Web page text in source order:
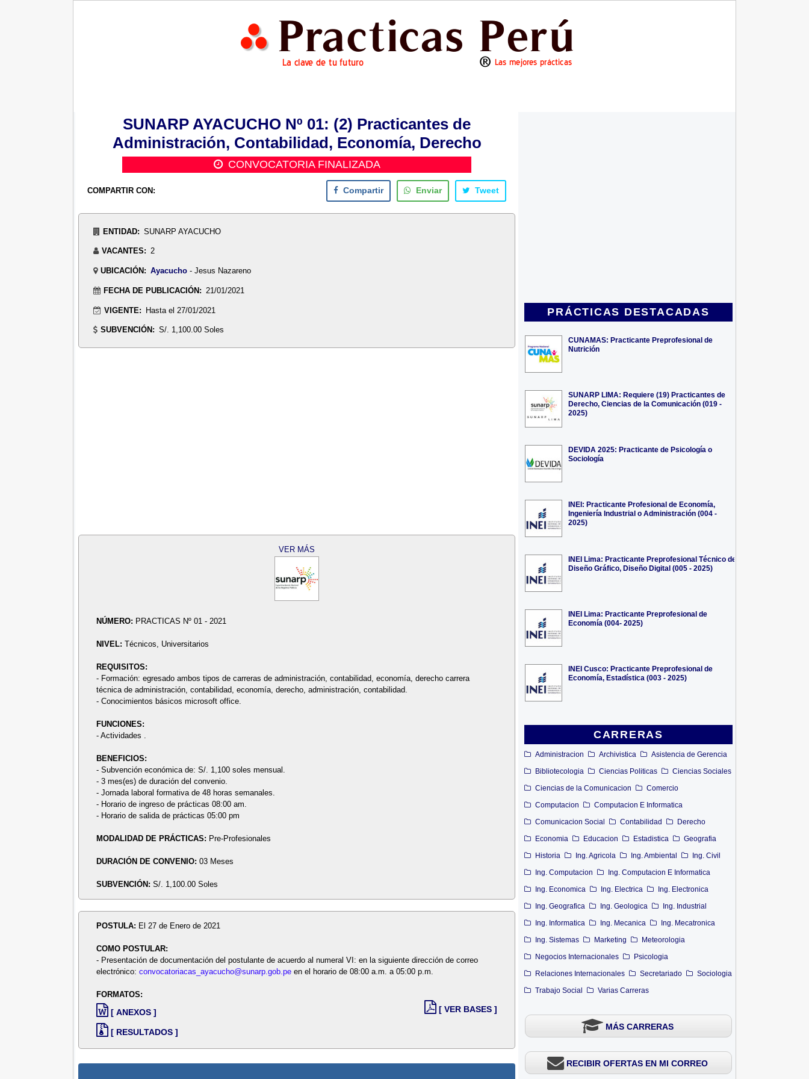
PRÁCTICAS DESTACADAS
CUNAMAS: Practicante Preprofesional de
Nutrición
SUNARP LIMA: Requiere (19) Practicantes de
Derecho, Ciencias de la Comunicación (019 -
2025)
DEVIDA 2025: Practicante de Psicología o
Sociología
INEI: Practicante Profesional de Economía,
Ingeniería Industrial o Administración (004 -
2025)
INEI Lima: Practicante Preprofesional Técnico de
Diseño Gráfico, Diseño Digital (005 - 2025)
INEI Lima: Practicante Preprofesional de
Economía (004- 2025)
INEI Cusco: Practicante Preprofesional de
Economía, Estadística (003 - 2025)
CARRERAS
Administracion Archivistica
Asistencia de Gerencia
Bibliotecologia
Ciencias Politicas
Ciencias Sociales
Ciencias de la Comunicacion
Comercio
Computacion
Computacion E Informatica
Comunicacion Social
Contabilidad
Derecho
Economia
Educacion Estadistica
Geografia
Historia
Ing. Agricola Ing. Ambiental
Ing. Civil
Ing. Computacion
Ing. Computacion E Informatica
Ing. Economica
Ing. Electrica
Ing. Electronica
Ing. Geografica
Ing. Geologica
Ing. Industrial
Ing. Informatica
Ing. Mecanica
Ing. Mecatronica
Ing. Sistemas
Marketing
Meteorologia
Negocios Internacionales
Psicologia
Relaciones Internacionales
Secretariado
Sociologia
Trabajo Social
Varias Carreras
MÁS CARRERAS
RECIBIR OFERTAS EN MI CORREO
SUNARP AYACUCHO Nº 01: (2) Practicantes de
Administración, Contabilidad, Economía, Derecho
CONVOCATORIA FINALIZADA
COMPARTIR CON: Compartir Enviar Tweet
ENTIDAD: SUNARP AYACUCHO
VACANTES: 2
UBICACIÓN: Ayacucho- Jesus Nazareno
FECHA DE PUBLICACIÓN: 21/01/2021
VIGENTE: Hasta el 27/01/2021
SUBVENCIÓN: S/. 1,100.00 Soles
VER MÁS
NÚMERO: PRACTICAS Nº 01 - 2021
NIVEL:Técnicos, Universitarios
REQUISITOS:
- Formación: egresado ambos tipos de carreras de administración, contabilidad, economía, derecho carrera
técnica de administración, contabilidad, economía, derecho, administración, contabilidad.
- Conocimientos básicos microsoft office.
FUNCIONES:
- Actividades .
BENEFICIOS:
- Subvención económica de: S/. 1,100 soles mensual.
- 3 mes(es) de duración del convenio.
- Jornada laboral formativa de 48 horas semanales.
- Horario de ingreso de prácticas 08:00 am.
- Horario de salida de prácticas 05:00 pm
MODALIDAD DE PRÁCTICAS: Pre-Profesionales
DURACIÓN DE CONVENIO:03 Meses
SUBVENCIÓN:S/. 1,100.00 Soles
POSTULA: El 27 de Enero de 2021
COMO POSTULAR:
- Presentación de documentación del postulante de acuerdo al numeral VI: en la siguiente dirección de correo
electrónico:convocatoriacas_ayacucho@sunarp.gob.pe en el horario de 08:00 a.m. a 05:00 p.m.
FORMATOS:
[ ANEXOS ]
[ RESULTADOS ]
[ VER BASES ]